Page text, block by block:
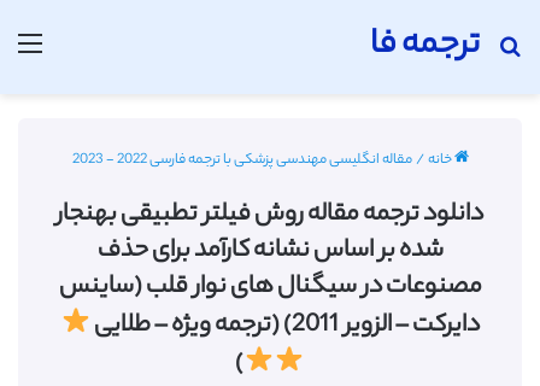
ترجمه فا
جستجو برای
خانه/مقاله انگلیسی مهندسی پزشکی با ترجمه فارسی 2022 - 2023
دانلود ترجمه مقاله روش فیلتر تطبیقی بهنجار
شده بر اساس نشانه کارآمد برای حذف
مصنوعات در سیگنال های نوار قلب (ساینس
دایرکت – الزویر 2011) (ترجمه ویژه – طلایی
)